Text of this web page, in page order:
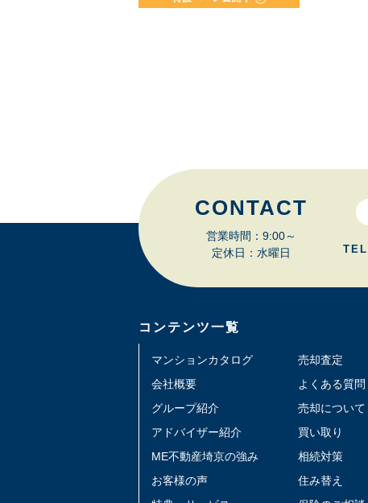
CONTACT
営業時間：9:00～
定休日：水曜日
TEL
コンテンツ一覧
マンションカタログ
会社概要
グループ紹介
アドバイザー紹介
ME不動産埼京の強み
お客様の声
売却査定
よくある質問
売却について
買い取り
相続対策
住み替え